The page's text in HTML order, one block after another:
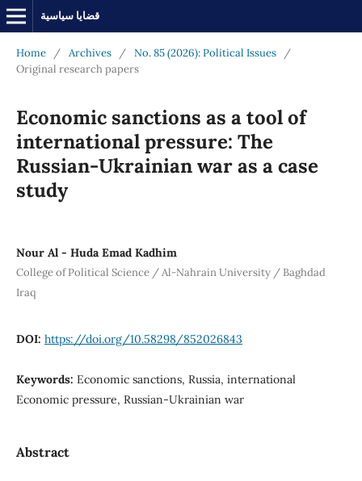
قضايا سياسية
Home / Archives / No. 85 (2026): Political Issues
/
Original research papers
Economic sanctions as a tool of
international pressure: The
Russian-Ukrainian war as a case
study
Nour Al - Huda Emad Kadhim
College of Political Science / Al-Nahrain University / Baghdad
Iraq
DOI: https://doi.org/10.58298/852026843
Keywords: Economic sanctions, Russia, international
Economic pressure, Russian-Ukrainian war
Abstract